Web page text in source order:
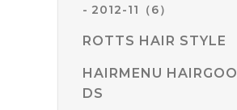
2012-11（6）
ROTTS HAIR STYLE
HAIRMENU HAIRGOO
DS